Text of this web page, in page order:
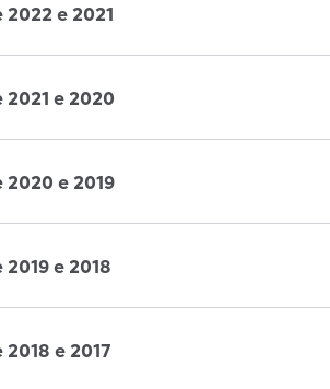
e 2021
e 2020
e 2019
e 2018
e 2017